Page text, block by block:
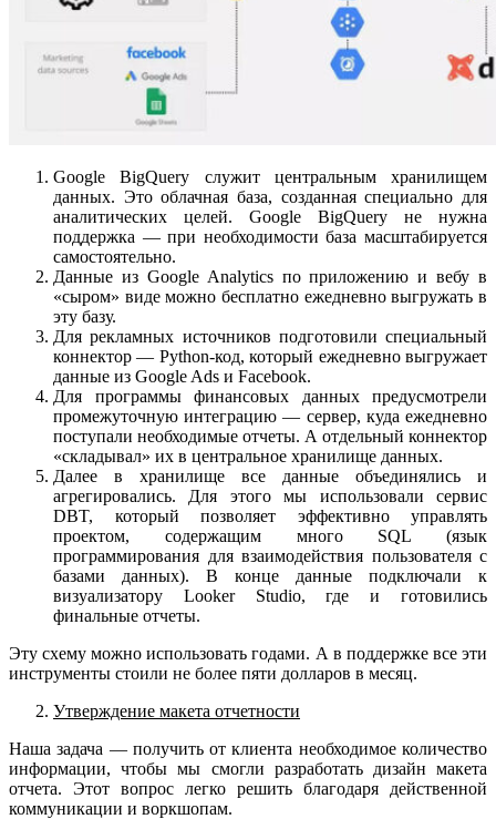
Google BigQuery служит центральным хранилищем
данных. Это облачная база, созданная специально для
аналитических целей. Google BigQuery не нужна
поддержка — при необходимости база масштабируется
самостоятельно.
Данные из Google Analytics по приложению и вебу в
«сыром» виде можно бесплатно ежедневно выгружать в
эту базу.
Для рекламных источников подготовили специальный
коннектор — Python-код, который ежедневно выгружает
данные из Google Ads и Facebook.
Для программы финансовых данных предусмотрели
промежуточную интеграцию — сервер, куда ежедневно
поступали необходимые отчеты. А отдельный коннектор
«складывал» их в центральное хранилище данных.
Далее в хранилище все данные объединялись и
агрегировались. Для этого мы использовали сервис
DBT, который позволяет эффективно управлять
проектом, содержащим много SQL (язык
программирования для взаимодействия пользователя с
базами данных). В конце данные подключали к
визуализатору Looker Studio, где и готовились
финальные отчеты.
Эту схему можно использовать годами. А в поддержке все эти
инструменты стоили не более пяти долларов в месяц.
Утверждение макета отчетности
Наша задача — получить от клиента необходимое количество
информации, чтобы мы смогли разработать дизайн макета
отчета. Этот вопрос легко решить благодаря действенной
коммуникации и воркшопам.